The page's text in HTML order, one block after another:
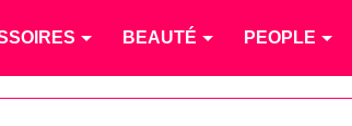
BEAUTÉ PEOPLE